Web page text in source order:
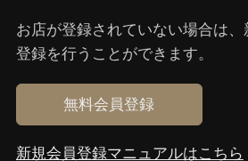
ビアガーデン
お店が登録されていない場合は
登録を⾏うことができます。
無料会員登録
新規会員登録マニュアルはこちら